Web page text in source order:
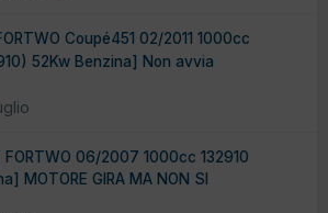
Coupé451 02/2011 1000cc
52Kw Benzina] Non avvia
FORTWO 06/2007 1000cc 132910
MOTORE GIRA MA NON SI